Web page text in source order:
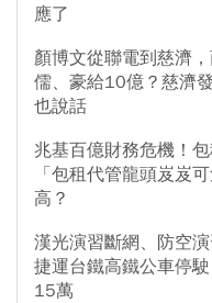
應了
顏博文從聯電到慈濟
儒、豪給10億？慈濟
也說話
兆基百億財務危機！
「包租代管龍頭岌岌
高？
漢光演習斷網、防空
捷運台鐵高鐵公車停
15萬